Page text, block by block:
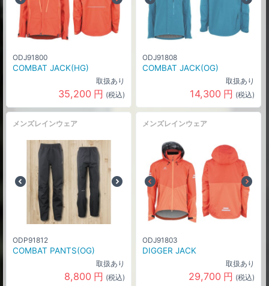
ODJ91800
COMBAT JACK(HG)
取扱あり
35,200 円 (税込)
ODJ91808
COMBAT JACK(OG)
取扱あり
14,300 円 (税込)
メンズレインウェア
ODP91812
COMBAT PANTS(OG)
取扱あり
8,800 円 (税込)
メンズレインウェア
ODJ91803
DIGGER JACK
取扱あり
29,700 円 (税込)